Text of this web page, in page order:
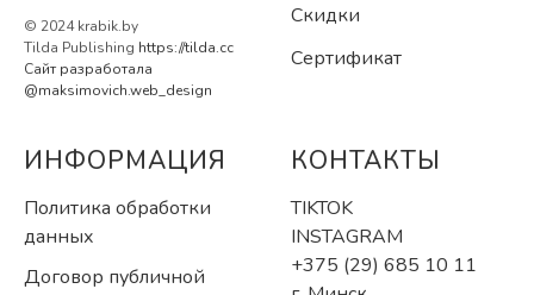
© 2024 krabik.by
Tilda Publishing https://tilda.cc
Сайт разработала
@maksimovich.web_design
Скидки
Сертификат
ИНФОРМАЦИЯ
Политика обработки
данных
Договор публичной
КОНТАКТЫ
TIKTOK
INSTAGRAM
+375 (29) 685 10 11